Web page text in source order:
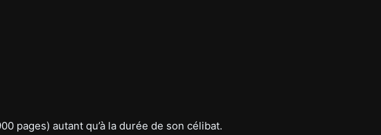
pages) autant qu’à la durée de son célibat.